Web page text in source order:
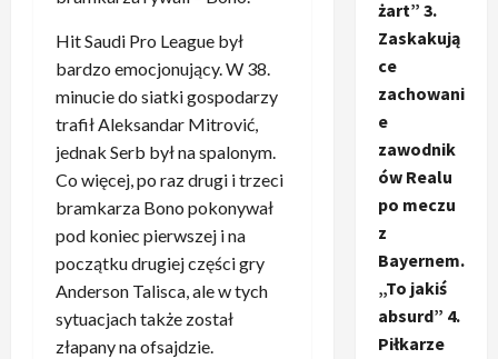
Hit Saudi Pro League był
bardzo emocjonujący. W 38.
minucie do siatki gospodarzy
trafił Aleksandar Mitrović,
jednak Serb był na spalonym.
Co więcej, po raz drugi i trzeci
bramkarza Bono pokonywał
pod koniec pierwszej i na
początku drugiej części gry
Anderson Talisca, ale w tych
sytuacjach także został
złapany na ofsajdzie.
żart” 3.
Zaskakują
ce
zachowani
e
zawodnik
ów Realu
po meczu
z
Bayernem.
„To jakiś
absurd” 4.
Piłkarze